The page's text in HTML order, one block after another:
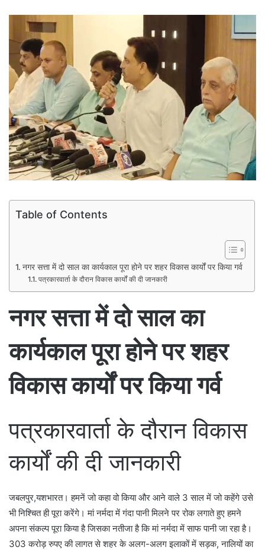
Table of Contents
नगर सत्ता में दो साल का कार्यकाल पूरा होने पर शहर विकास कार्यों पर किया गर्व
पत्रकारवार्ता के दौरान विकास कार्यों की दी जानकारी
नगर सत्ता में दो साल का
कार्यकाल पूरा होने पर शहर
विकास कार्यों पर किया गर्व
पत्रकारवार्ता के दौरान विकास
कार्यों की दी जानकारी
जबलपुर,यशभारत। हमनें जो कहा वो किया और आने वाले 3 साल में जो कहेंगे उसे
भी निश्चित ही पूरा करेंगे। मां नर्मदा में गंदा पानी मिलने पर रोक लगाते हुए हमने
अपना संकल्प पूरा किया है जिसका नतीजा है कि मां नर्मदा में साफ पानी जा रहा है।
303 करोड़ रुपए की लागत से शहर के अलग-अलग इलाकों में सड़क, नालियों का